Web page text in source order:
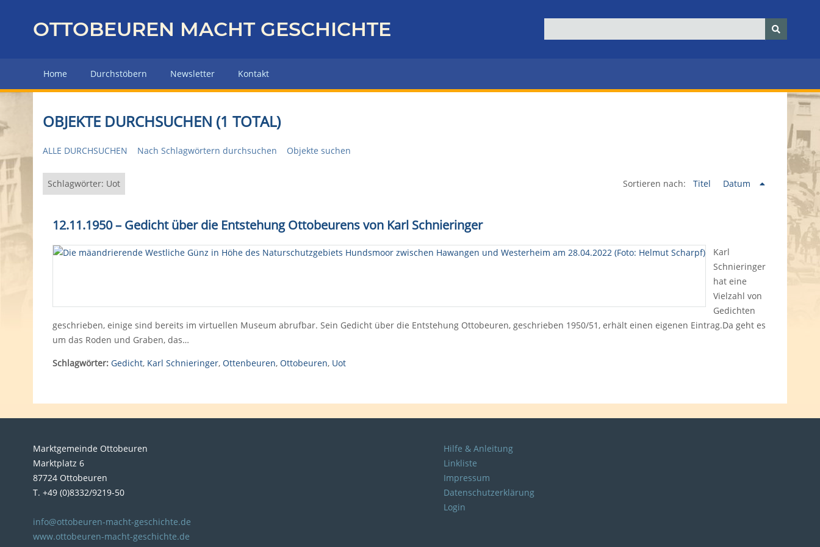
z
r
H
u
p
e
OTTOBEUREN MACHT GESCHICHTE
Home Durchstöbern Newsletter Kontakt
OBJEKTE DURCHSUCHEN (1 TOTAL)
ALLE DURCHSUCHEN Nach Schlagwörtern durchsuchen Objekte suchen
Schlagwörter: Uot Sortieren nach: Titel Datum
12.11.1950 – Gedicht über die Entstehung Ottobeurens von Karl Schnieringer
Karl
Schnieringer
hat eine
Vielzahl von
Gedichten
geschrieben, einige sind bereits im virtuellen Museum abrufbar. Sein Gedicht über die Entstehung Ottobeuren, geschrieben 1950/51, erhält einen eigenen Eintrag.Da geht es
um das Roden und Graben, das…
Schlagwörter: Gedicht, Karl Schnieringer, Ottenbeuren, Ottobeuren, Uot
Marktgemeinde Ottobeuren
Marktplatz 6
87724 Ottobeuren
T. +49 (0)8332/9219-50
info@ottobeuren-macht-geschichte.de
www.ottobeuren-macht-geschichte.de
Hilfe & Anleitung
Linkliste
Impressum
Datenschutzerklärung
Login